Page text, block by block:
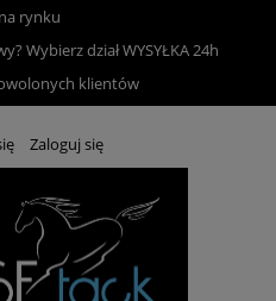
rynku
Wybierz działWYSYŁKA 24h
klientów
Zaloguj się